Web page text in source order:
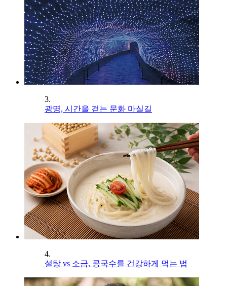
3.
광명, 시간을 걷는 문화 마실길
4.
설탕 vs 소금, 콩국수를 건강하게 먹는 법